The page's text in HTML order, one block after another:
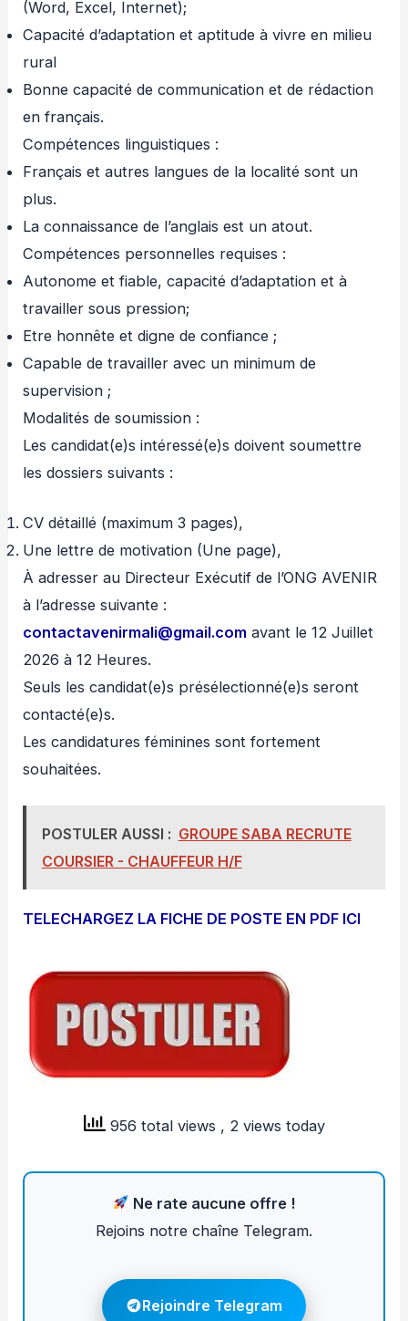
(Word, Excel, Internet);
Capacité d’adaptation et aptitude à vivre en milieu
rural
Bonne capacité de communication et de rédaction
en français.
Compétences linguistiques :
Français et autres langues de la localité sont un
plus.
La connaissance de l’anglais est un atout.
Compétences personnelles requises :
Autonome et fiable, capacité d’adaptation et à
travailler sous pression;
Etre honnête et digne de confiance ;
Capable de travailler avec un minimum de
supervision ;
Modalités de soumission :
Les candidat(e)s intéressé(e)s doivent soumettre
les dossiers suivants :
CV détaillé (maximum 3 pages),
Une lettre de motivation (Une page),
À adresser au Directeur Exécutif de l’ONG AVENIR
à l’adresse suivante :
contactavenirmali@gmail.com avant le 12 Juillet
2026 à 12 Heures.
Seuls les candidat(e)s présélectionné(e)s seront
contacté(e)s.
Les candidatures féminines sont fortement
souhaitées.
POSTULER AUSSI : GROUPE SABA RECRUTE
COURSIER - CHAUFFEUR H/F
TELECHARGEZ LA FICHE DE POSTE EN PDF ICI
956 total views , 2 views today
Ne rate aucune offre !
Rejoins notre chaîne Telegram.
Rejoindre Telegram